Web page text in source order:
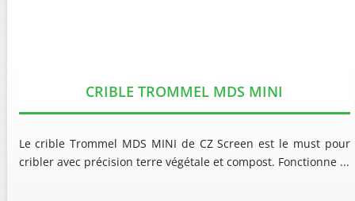
CRIBLE TROMMEL MDS MINI
Le crible Trommel MDS MINI de CZ Screen est le must pour
cribler avec précision terre végétale et compost. Fonctionne ...